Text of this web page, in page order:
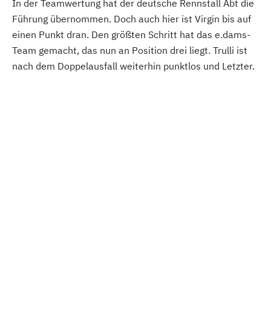
In der Teamwertung hat der deutsche Rennstall Abt die
Führung übernommen. Doch auch hier ist Virgin bis auf
einen Punkt dran. Den größten Schritt hat das e.dams-
Team gemacht, das nun an Position drei liegt. Trulli ist
nach dem Doppelausfall weiterhin punktlos und Letzter.